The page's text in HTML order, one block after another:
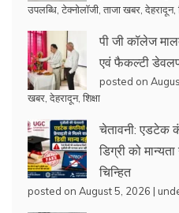
उपलब्धि टेक्नोलॉजी ताजा खबर देहरादून,
पी जी कॉलेज
एवं फैकल्टी
posted on
खबर देहरादून, शिक्षा
चेतावनी: एडटेक
डिग्री को
चिन्हित
posted on August 5, 2026 |